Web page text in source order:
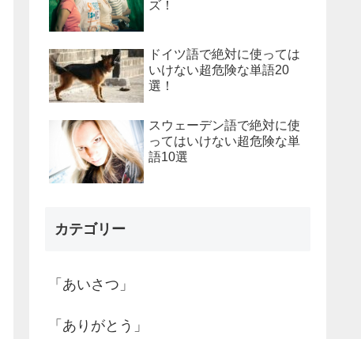
ズ！
ドイツ語で絶対に使っては
いけない超危険な単語20
選！
スウェーデン語で絶対に使
ってはいけない超危険な単
語10選
カテゴリー
「あいさつ」
「ありがとう」